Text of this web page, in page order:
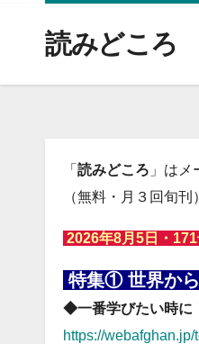
読みどころ
「 読みどころ 」はメ
（無料・月３回旬刊）
2026年8月5日・
特集① 世界か
◆一番学びたい時に
https://